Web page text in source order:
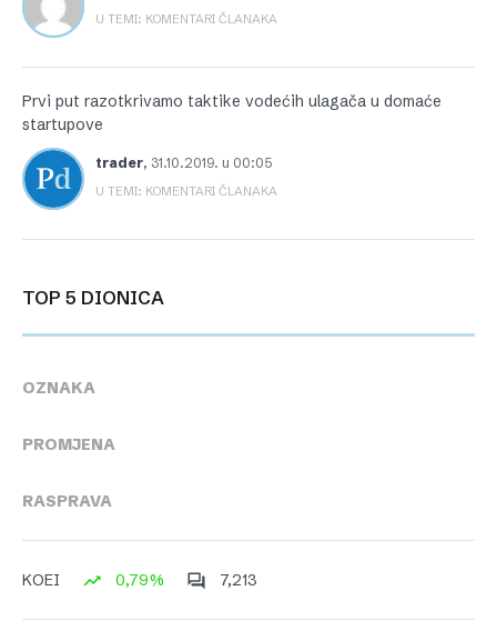
U TEMI: KOMENTARI ČLANAKA
Prvi put razotkrivamo taktike vodećih ulagača u domaće
startupove
trader, 31.10.2019. u 00:05
U TEMI: KOMENTARI ČLANAKA
TOP 5 DIONICA
OZNAKA
PROMJENA
RASPRAVA
KOEI 0,79% 7,213